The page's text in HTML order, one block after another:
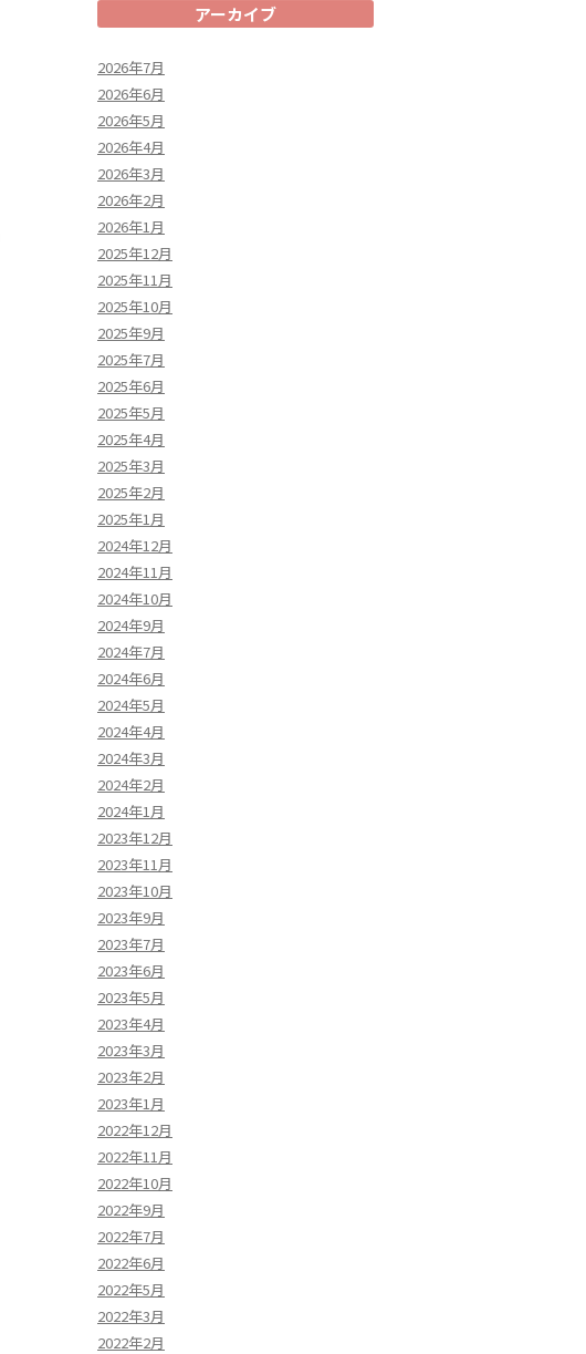
アーカイブ
2026年7月
2026年6月
2026年5月
2026年4月
2026年3月
2026年2月
2026年1月
2025年12月
2025年11月
2025年10月
2025年9月
2025年7月
2025年6月
2025年5月
2025年4月
2025年3月
2025年2月
2025年1月
2024年12月
2024年11月
2024年10月
2024年9月
2024年7月
2024年6月
2024年5月
2024年4月
2024年3月
2024年2月
2024年1月
2023年12月
2023年11月
2023年10月
2023年9月
2023年7月
2023年6月
2023年5月
2023年4月
2023年3月
2023年2月
2023年1月
2022年12月
2022年11月
2022年10月
2022年9月
2022年7月
2022年6月
2022年5月
2022年3月
2022年2月